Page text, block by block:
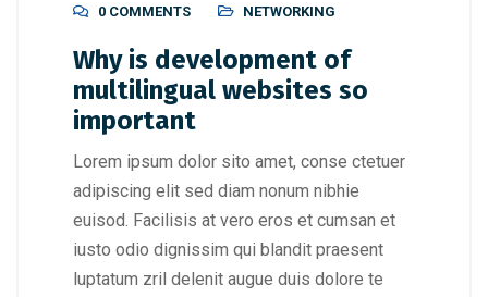
0 COMMENTS
NETWORKING
Why is development of
multilingual websites so
important
Lorem ipsum dolor sito amet, conse ctetuer
adipiscing elit sed diam nonum nibhie
euisod. Facilisis at vero eros et cumsan et
iusto odio dignissim qui blandit praesent
luptatum zril delenit augue duis dolore te